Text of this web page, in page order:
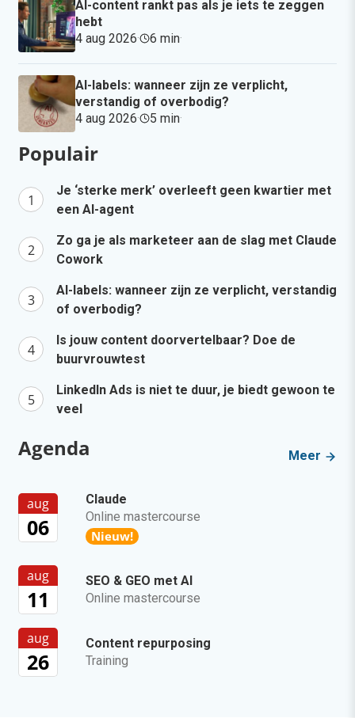
AI-content rankt pas als je iets te zeggen
hebt
4 aug 2026· 6 min·
AI-labels: wanneer zijn ze verplicht,
verstandig of overbodig?
4 aug 2026· 5 min·
Populair
Je ‘sterke merk’ overleeft geen kwartier met
een AI-agent
Zo ga je als marketeer aan de slag met Claude
Cowork
AI-labels: wanneer zijn ze verplicht, verstandig
of overbodig?
Is jouw content doorvertelbaar? Doe de
buurvrouwtest
LinkedIn Ads is niet te duur, je biedt gewoon te
veel
Agenda Meer
aug
06
Claude
Online mastercourse
Nieuw!
aug
11
SEO & GEO met AI
Online mastercourse
aug
26
Content repurposing
Training